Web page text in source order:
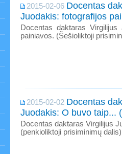
2015-02-06 Docentas
Juodakis: fotografijos
Docentas daktaras Virgilijus
painiavos. (Šešioliktoji
2015-02-02 Docentas
Juodakis: O buvo taip...
Docentas daktaras Virgilijus
(penkioliktoji prisiminimų dalis)